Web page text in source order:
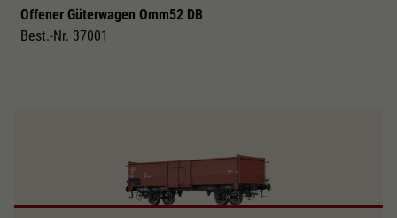
Offener Güterwagen Omm52 DB
Best.-Nr. 37001